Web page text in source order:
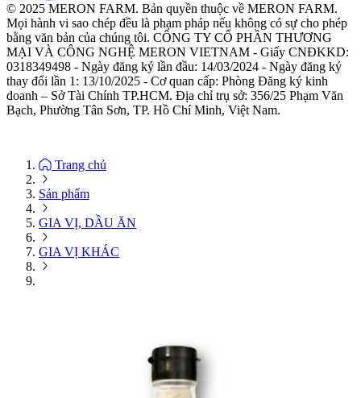
© 2025 MERON FARM. Bản quyền thuộc về MERON FARM.
Mọi hành vi sao chép đều là phạm pháp nếu không có sự cho phép
bằng văn bản của chúng tôi. CÔNG TY CỔ PHẦN THƯƠNG
MẠI VÀ CÔNG NGHỆ MERON VIETNAM - Giấy CNĐKKD:
0318349498 - Ngày đăng ký lần đầu: 14/03/2024 - Ngày đăng ký
thay đổi lần 1: 13/10/2025 - Cơ quan cấp: Phòng Đăng ký kinh
doanh – Sở Tài Chính TP.HCM. Địa chỉ trụ sở: 356/25 Phạm Văn
Bạch, Phường Tân Sơn, TP. Hồ Chí Minh, Việt Nam.
Trang chủ
Sản phẩm
GIA VỊ, DẦU ĂN
GIA VỊ KHÁC